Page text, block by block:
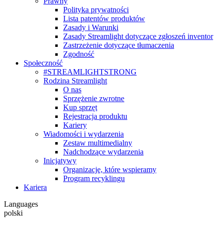
Polityka prywatności
Lista patentów produktów
Zasady i Warunki
Zasady Streamlight dotyczące zgłoszeń inventor
Zastrzeżenie dotyczące tłumaczenia
Zgodność
Społeczność
#STREAMLIGHTSTRONG
Rodzina Streamlight
O nas
Sprzężenie zwrotne
Kup sprzęt
Rejestracja produktu
Kariery
Wiadomości i wydarzenia
Zestaw multimedialny
Nadchodzące wydarzenia
Inicjatywy
Organizacje, które wspieramy
Program recyklingu
Kariera
Languages
polski